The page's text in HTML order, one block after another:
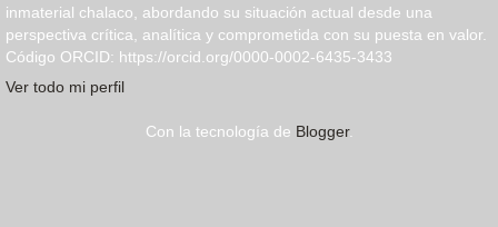
inmaterial chalaco, abordando su situación actual desde una
perspectiva crítica, analítica y comprometida con su puesta en valor.
Código ORCID: https://orcid.org/0000-0002-6435-3433
Ver todo mi perfil
Con la tecnología de Blogger.